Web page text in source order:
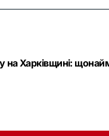
на Харківщині: